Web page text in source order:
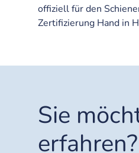
offiziell für den
Zertifizierung Hand in
Sie
erfahren?